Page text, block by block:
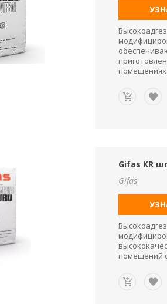
помещениях.
Gifas KR
Gifas
помещений